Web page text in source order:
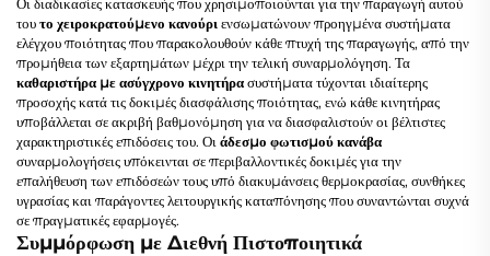
τουτο χειροκρατούμενο κανούρι ενσωματώνουν προηγμένα συστήματα
ελέγχου ποιότητας που παρακολουθούν κάθε πτυχή της παραγωγής, από την
προμήθεια των εξαρτημάτων μέχρι την τελική συναρμολόγηση. Τα
καθαριστήρα με ασύγχρονο κινητήρασυστήματα τύχονται ιδιαίτερης
προσοχής κατά τις δοκιμές διασφάλισης ποιότητας, ενώ κάθε κινητήρας
υποβάλλεται σε ακριβή βαθμονόμηση για να διασφαλιστούν οι βέλτιστες
χαρακτηριστικές επιδόσεις του. Οι άδεσμο φωτισμού κανάβα
συναρμολογήσεις υπόκεινται σε περιβαλλοντικές δοκιμές για την
επαλήθευση των επιδόσεών τους υπό διακυμάνσεις θερμοκρασίας, συνθήκες
υγρασίας και παράγοντες λειτουργικής καταπόνησης που συναντώνται συχνά
σε πραγματικές εφαρμογές.
Συμμόρφωση με Διεθνή Πιστοποιητικά